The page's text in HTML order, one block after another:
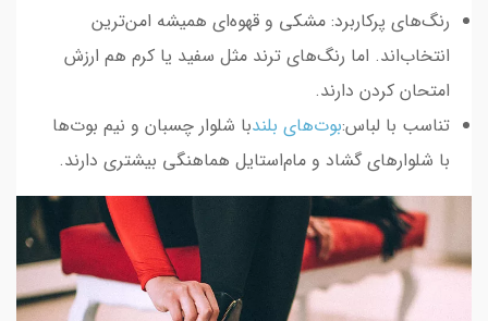
رنگ‌های پرکاربرد: مشکی و قهوه‌ای همیشه امن‌ترین
انتخاب‌اند. اما رنگ‌های ترند مثل سفید یا کرم هم ارزش
امتحان کردن دارند.
تناسب با لباس:بوت‌های بلندبا شلوار چسبان و نیم بوت‌ها
با شلوارهای گشاد و مام‌استایل هماهنگی بیشتری دارند.